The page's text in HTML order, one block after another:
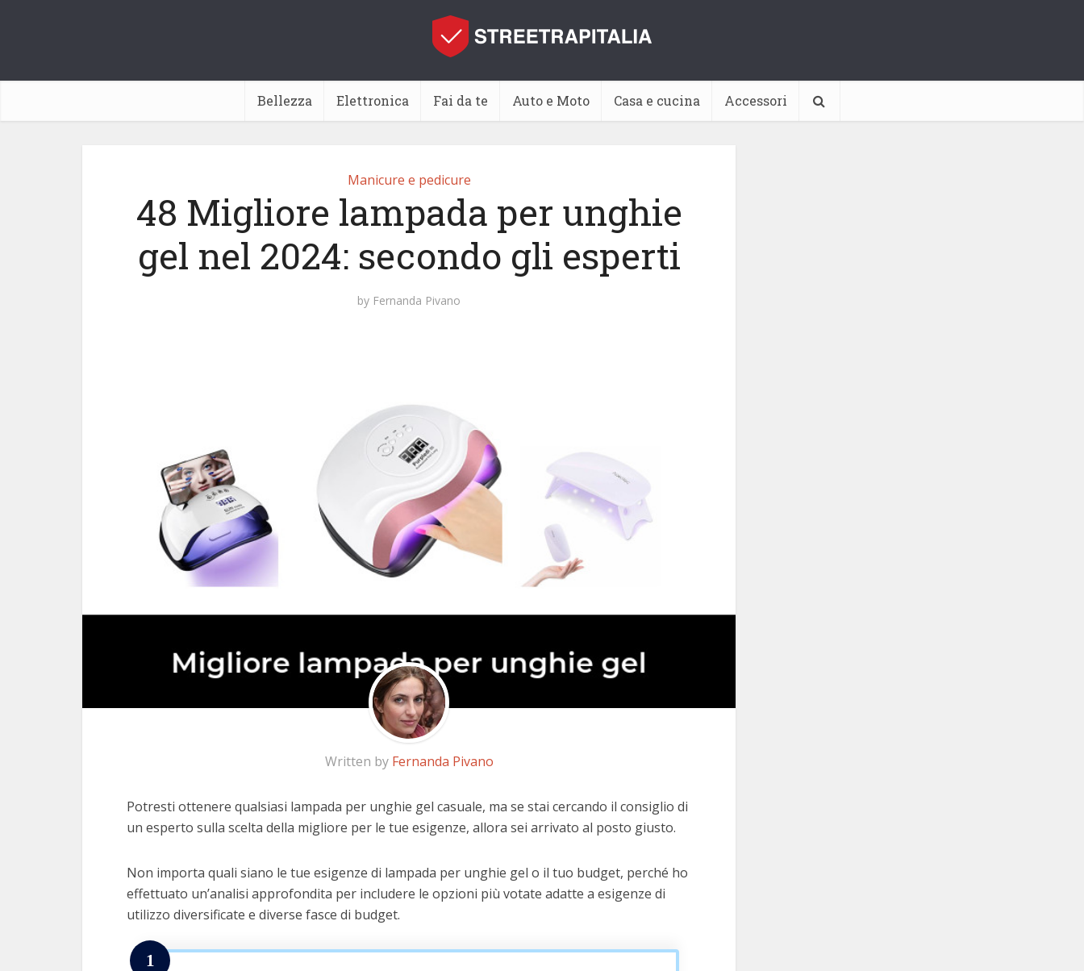
Bellezza Elettronica Fai da te Auto e Moto Casa e cucina Accessori
Manicure e pedicure
48 Migliore lampada per unghie
gel nel 2024: secondo gli esperti
by Fernanda Pivano
Written by Fernanda Pivano
Potresti ottenere qualsiasi lampada per unghie gel casuale, ma se stai cercando il consiglio di
un esperto sulla scelta della migliore per le tue esigenze, allora sei arrivato al posto giusto.
Non importa quali siano le tue esigenze di lampada per unghie gel o il tuo budget, perché ho
effettuato un’analisi approfondita per includere le opzioni più votate adatte a esigenze di
utilizzo diversificate e diverse fasce di budget.
1